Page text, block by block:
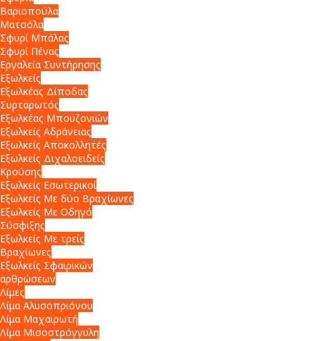
Βαριοπούλα
Ματσόλα
Σφυρί Μπάλας
Σφυρί Πένας
Εργαλεία Συντήρησης
Εξωλκείς
Εξωλκέας Δίποδας
Συρταρωτός
Εξωλκέας Μπουζονιών
Εξωλκείς Αδράνειας
Εξωλκείς Αποκολλητές
Εξωλκείς Διχαλοειδείς
Κρούσης
Εξωλκείς Εσωτερικοί
Εξωλκείς Με δύο Βραχίωνες
Εξωλκείς Με Οδηγό
Σύσφιξης
Εξωλκείς Με τρείς
Βραχίωνες
Εξωλκείς Σφαιρικών
αρθρώσεων
Λίμες
Λίμα Αλυσοπριόνου
Λίμα Μαχαιρωτή
Λίμα Μισοστρόγγυλη